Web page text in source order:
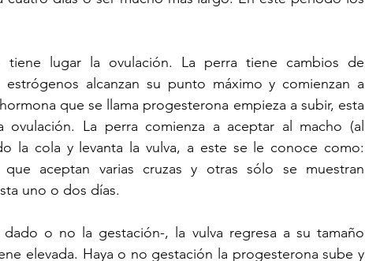
tiene lugar la ovulación. La perra tiene cambios de
alcanzan su punto máximo y comienzan a
que se llama progesterona empieza a subir, esta
La perra comienza a aceptar al macho (al
la cola y levanta la vulva, a este se le conoce como:
aceptan varias cruzas y otras sólo se muestran
uno o dos días.
o no la gestación-, la vulva regresa a su tamaño
elevada. Haya o no gestación la progesterona sube y